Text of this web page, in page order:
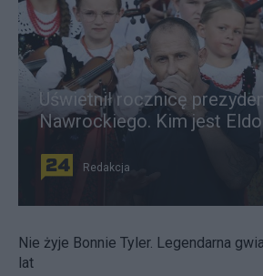
Uświetnił rocznicę
Nawrockiego. Kim jest
Redakcja
Nie żyje Bonnie Tyler. Legendarna
lat